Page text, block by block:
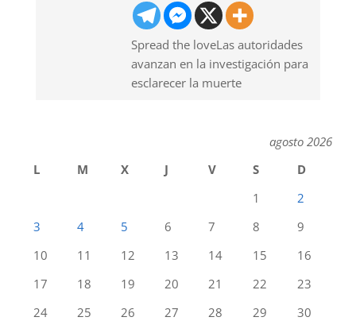
Spread the loveLas autoridades
avanzan en la investigación para
esclarecer la muerte
agosto 2026
L
M X J V S
D
1
2
3
4 5 6 7 8
9
10
11 12 13 14 15
16
17
18 19 20 21 22
23
24
25 26 27 28 29
30